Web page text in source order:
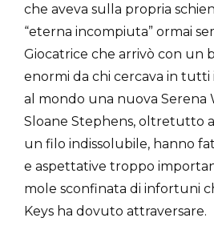
che aveva sulla propria
“eterna incompiuta” ormai
Giocatrice che arrivò con un
enormi da chi cercava in
al mondo una nuova Serena
Sloane Stephens, oltretutto
un filo indissolubile, hanno
e aspettative troppo
mole sconfinata di infortuni
Keys ha dovuto attraversare.